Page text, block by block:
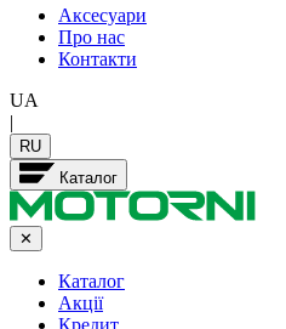
Аксесуари
Про нас
Контакти
UA
|
RU
Каталог
✕
Каталог
Акції
Кредит